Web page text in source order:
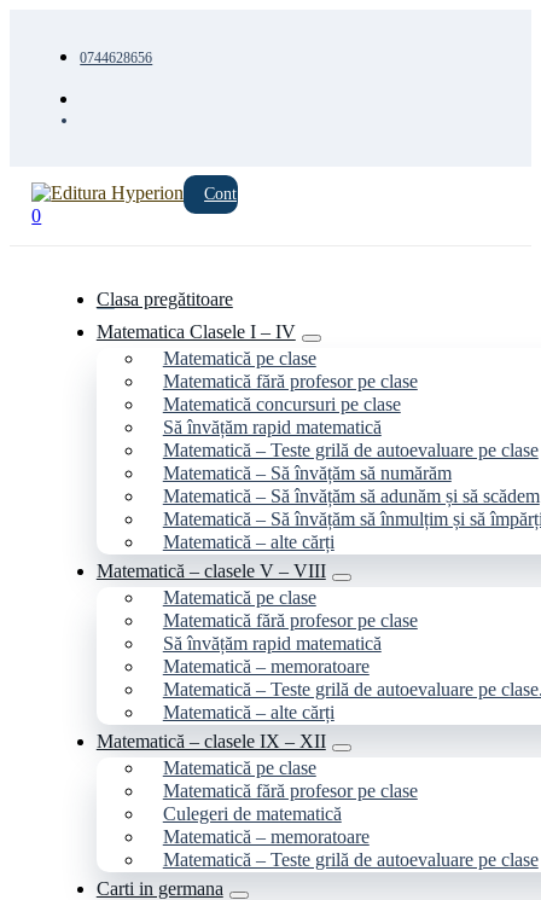
0744628656
Cont
0
Clasa pregătitoare
Matematica Clasele I – IV
Matematică pe clase
Matematică fără profesor pe clase
Matematică concursuri pe clase
Să învățăm rapid matematică
Matematică – Teste grilă de autoevaluare pe clase
Matematică – Să învățăm să numărăm
Matematică – Să învățăm să adunăm și să scădem
Matematică – Să învățăm să înmulțim și să
Matematică – alte cărți
Matematică – clasele V – VIII
Matematică pe clase
Matematică fără profesor pe clase
Să învățăm rapid matematică
Matematică – memoratoare
Matematică – Teste grilă de autoevaluare pe
Matematică – alte cărți
Matematică – clasele IX – XII
Matematică pe clase
Matematică fără profesor pe clase
Culegeri de matematică
Matematică – memoratoare
Matematică – Teste grilă de autoevaluare pe clase
Carti in germana